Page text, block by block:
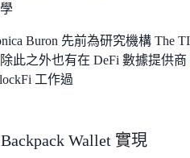
Buron 先前為研究機構 The
此之外也有在 DeFi 數據提供商
工作過
Wallet 實現